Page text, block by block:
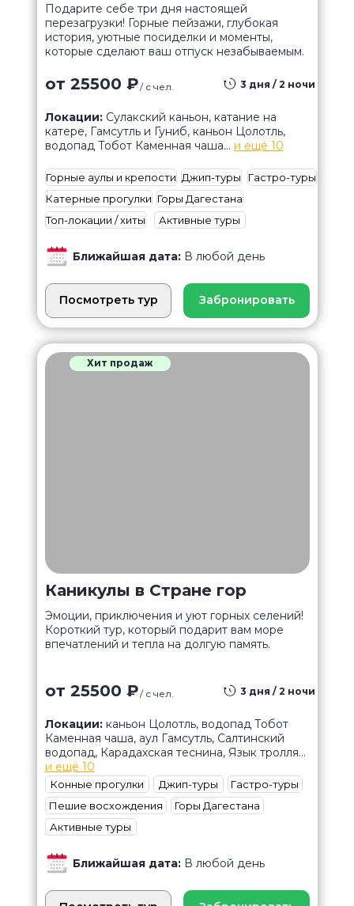
от 25500 ₽
Каникулы в Стране гор
3 дня / 2 ночи
/ с чел.
Эмоции, приключения и уют горных селений!
Короткий тур, который подарит вам море
впечатлений и тепла на долгую память.
Хит продаж
Ближайшая дата: В любой день
Локации: каньон Цолотль, водопад Тобот
Каменная чаша, аул Гамсутль, Салтинский
водопад, Карадахская теснина, Язык тролля...
и ещё 10
Пешие восхождения
Конные прогулки
Активные туры
Гастро-туры
Горы Дагестана
Джип-туры
от 25500 ₽ 3 дня / 2 ночи
/ с чел.
Подарите себе три дня настоящей
перезагрузки! Горные пейзажи, глубокая
история, уютные посиделки и моменты,
которые сделают ваш отпуск незабываемым.
Ближайшая дата: В любой день
Локации: Сулакский каньон, катание на
катере, Гамсутль и Гуниб, каньон Цолотль,
водопад Тобот Каменная чаша... и ещё 10
Катерные прогулки
Горные аулы и крепости
Топ-локации / хиты Активные туры
Гастро-туры
Горы Дагестана
Джип-туры
Посмотреть тур Забронировать